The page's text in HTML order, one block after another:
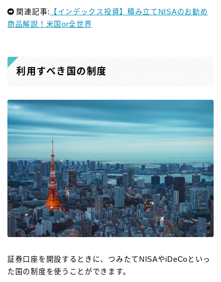
関連記事:
【インデックス投資】積み立てNISAのお勧め
商品解説！米国or全世界
利用すべき国の制度
証券口座を開設するときに、 つみたてNISAやiDeCoといっ
た国の制度を使うことができます。